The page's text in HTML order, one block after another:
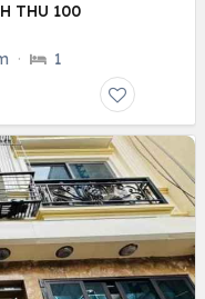
THU 100
· 1